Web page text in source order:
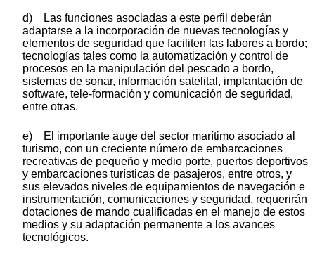
d) Las funciones asociadas a este perfil deberán
adaptarse a la incorporación de nuevas tecnologías y
elementos de seguridad que faciliten las labores a bordo;
tecnologías tales como la automatización y control de
procesos en la manipulación del pescado a bordo,
sistemas de sonar, información satelital, implantación de
software, tele-formación y comunicación de seguridad,
entre otras.
e) El importante auge del sector marítimo asociado al
turismo, con un creciente número de embarcaciones
recreativas de pequeño y medio porte, puertos deportivos
y embarcaciones turísticas de pasajeros, entre otros, y
sus elevados niveles de equipamientos de navegación e
instrumentación, comunicaciones y seguridad, requerirán
dotaciones de mando cualificadas en el manejo de estos
medios y su adaptación permanente a los avances
tecnológicos.